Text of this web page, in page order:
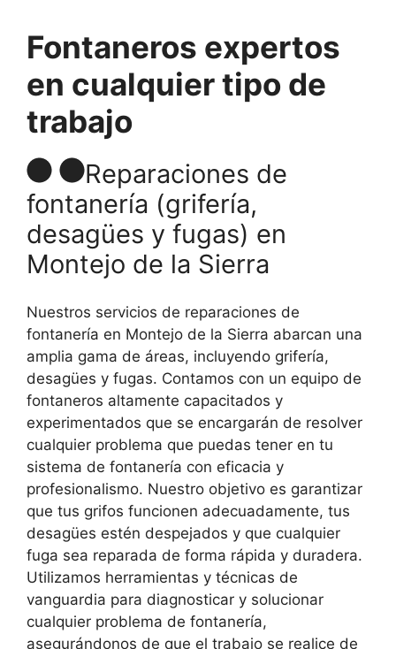
Fontaneros expertos
en cualquier tipo de
trabajo
Reparaciones de
fontanería (grifería,
desagües y fugas) en
Montejo de la Sierra
Nuestros servicios de reparaciones de
fontanería en Montejo de la Sierra abarcan una
amplia gama de áreas, incluyendo grifería,
desagües y fugas. Contamos con un equipo de
fontaneros altamente capacitados y
experimentados que se encargarán de resolver
cualquier problema que puedas tener en tu
sistema de fontanería con eficacia y
profesionalismo. Nuestro objetivo es garantizar
que tus grifos funcionen adecuadamente, tus
desagües estén despejados y que cualquier
fuga sea reparada de forma rápida y duradera.
Utilizamos herramientas y técnicas de
vanguardia para diagnosticar y solucionar
cualquier problema de fontanería,
asegurándonos de que el trabajo se realice de